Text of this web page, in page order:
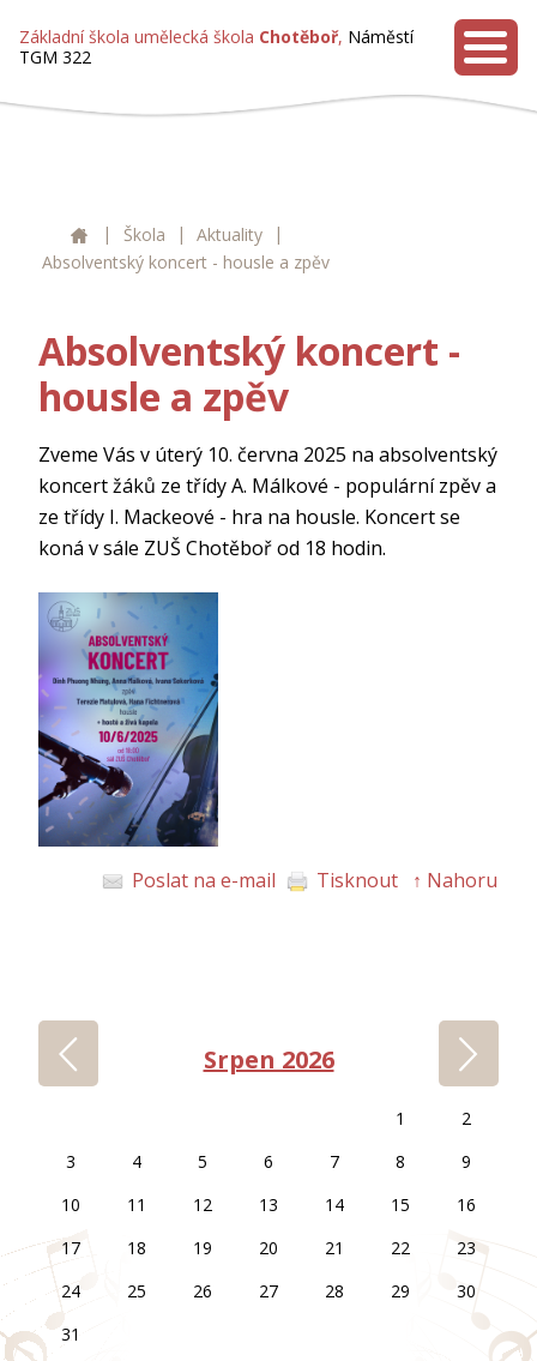
Základní škola umělecká škola Chotěboř, Náměstí
TGM 322
MENU
ZUŠ Chotěboř
| Škola | Aktuality
|
Absolventský koncert - housle a zpěv
Absolventský koncert -
housle a zpěv
Zveme Vás v úterý 10. června 2025 na absolventský
koncert žáků ze třídy A. Málkové - populární zpěv a
ze třídy I. Mackeové - hra na housle. Koncert se
koná v sále ZUŠ Chotěboř od 18 hodin.
Poslat na e-mail Tisknout ↑ Nahoru
Srpen 2026
1
2
3
4 5 6 7 8
9
10
11 12 13 14 15
16
17
18 19 20 21 22
23
24
25 26 27 28 29
30
31